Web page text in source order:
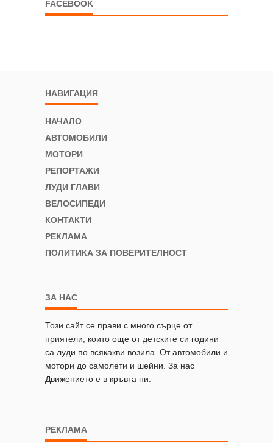
FACEBOOK
НАВИГАЦИЯ
НАЧАЛО
АВТОМОБИЛИ
МОТОРИ
РЕПОРТАЖИ
ЛУДИ ГЛАВИ
ВЕЛОСИПЕДИ
КОНТАКТИ
РЕКЛАМА
ПОЛИТИКА ЗА ПОВЕРИТЕЛНОСТ
ЗА НАС
Този сайт се прави с много сърце от
приятели, които още от детските си години
са луди по всякакви возила. От автомобили и
мотори до самолети и шейни. За нас
Движението е в кръвта ни.
РЕКЛАМА